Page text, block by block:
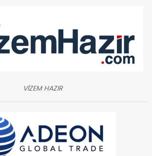
VİZEM HAZIR